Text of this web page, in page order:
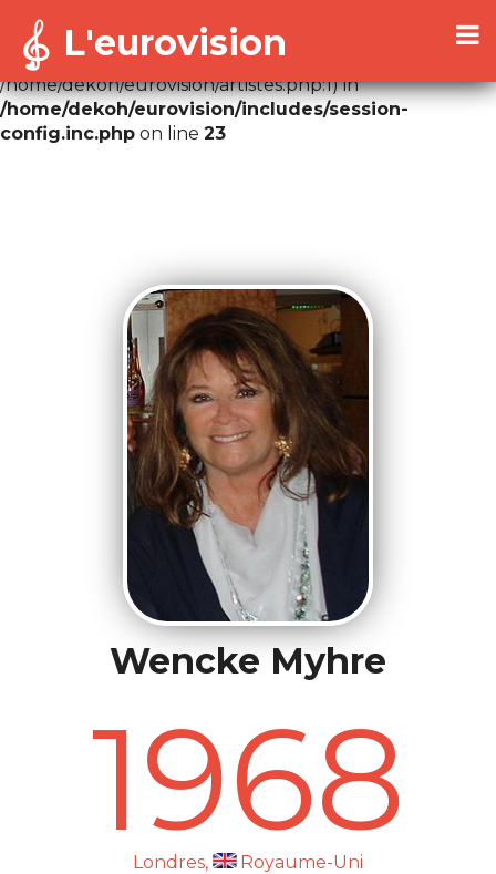
Warning
: Cannot modify header information - headers
already sent by (output started at
/home/dekoh/eurovision/artistes.php:1) in
/home/dekoh/eurovision/includes/session-
config.inc.php on line 23
L'eurovision
Wencke Myhre
1968
Londres, Royaume-Uni